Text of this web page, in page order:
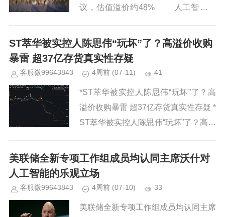
议，估值溢价约48% 人工智能与
ect Corp．（玩...
ST萃华被实控人陈思伟“玩坏”了？高溢价收购
暴雷 超37亿存货真实性存疑
客服微99643843 4周前 (07-11) 41
*ST萃华被实控人陈思伟“玩坏”了？高
溢价收购暴雷 超37亿存货真实性存疑 *
ST萃华被实控人陈思伟“玩坏”了？高溢
出品：新浪财经上市公司研究院
文/...
美联储全新专项工作组成员均认同主席沃什对
人工智能的乐观立场
客服微99643843 4周前 (07-10) 33
美联储全新专项工作组成员均认同主席